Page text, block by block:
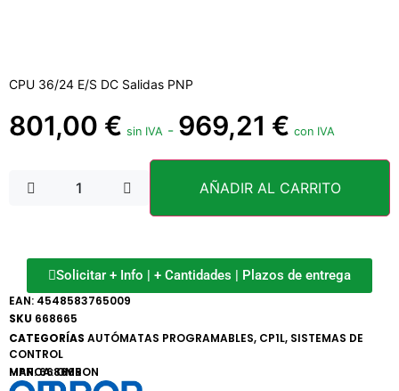
CPU 36/24 E/S DC Salidas PNP
801,00 € sin IVA - 969,21 € con IVA
AÑADIR AL CARRITO
Solicitar + Info | + Cantidades | Plazos de entrega
EAN: 4548583765009
SKU 668665
CATEGORÍAS AUTÓMATAS PROGRAMABLES, CP1L, SISTEMAS DE
CONTROL
MARCA:OMRON
MPN: 668665